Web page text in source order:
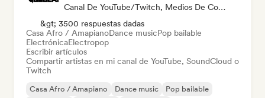
Canal De YouTube/Twitch, Medios De Comunicación/Periodista
&gt; 3500 respuestas dadas
Casa Afro / AmapianoDance musicPop bailable
ElectrónicaElectropop
Escribir artículos
Compartir artistas en mi canal de YouTube, SoundCloud o
Twitch
Casa Afro / Amapiano Dance music
Pop bailable